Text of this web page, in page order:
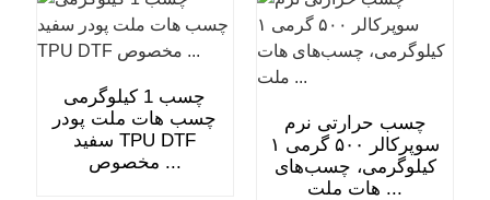
چسب 1 کیلوگرمی
چسب هات ملت پودر
سفید TPU DTF
مخصوص ...
چسب حرارتی نرم
سوپرکالر ۵۰۰ گرمی ۱
کیلوگرمی، چسب‌های
هات ملت ...